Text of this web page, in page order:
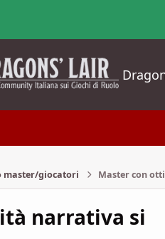
master/giocatori Master con
narrativa si